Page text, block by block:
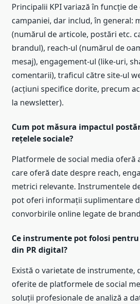
Principalii KPI variază în funcție
campaniei, dar includ, în general:
(numărul de articole, postări etc.
brandul), reach-ul (numărul de
mesaj), engagement-ul (like-uri,
comentarii), traficul către site-ul
(acțiuni specifice dorite, precum
la newsletter).
Cum pot măsura impactul
rețelele sociale?
Platformele de social media oferă
care oferă date despre reach,
metrici relevante. Instrumentele
pot oferi informații suplimentare
convorbirile online legate de
Ce instrumente pot folosi
din PR digital?
Există o varietate de instrumente,
oferite de platformele de social
soluții profesionale de analiză a